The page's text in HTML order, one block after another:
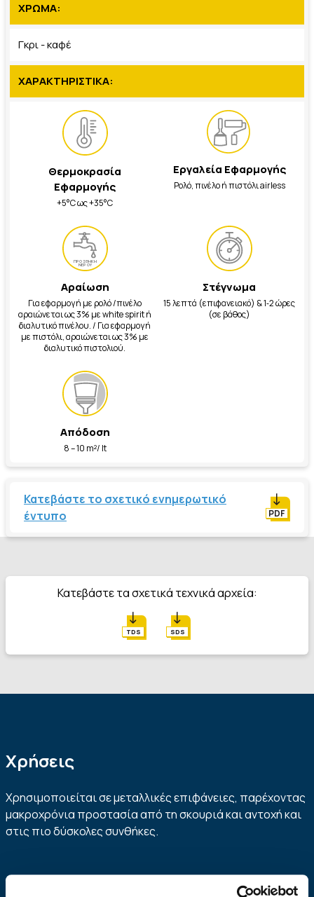
ΧΡΩΜΑ:
Γκρι - καφέ
ΧΑΡΑΚΤΗΡΙΣΤΙΚΑ:
Θερμοκρασία
Εφαρμογής
+5°C ως +35°C
Εργαλεία Εφαρμογής
Ρολό, πινέλο ή πιστόλι airless
ΠΡΟΣΘΗΚΗ
ΝΕΡΟΥ
Αραίωση
Για εφαρμογή με ρολό /πινέλο
αραιώνεται ως 3% με white spirit ή
διαλυτικό πινέλου. / Για εφαρμογή
με πιστόλι, αραιώνεται ως 3% με
διαλυτικό πιστολιού.
Στέγνωμα
15 λεπτά (επιφανειακό) & 1‐2 ώρες
(σε βάθος)
Απόδοση
8 – 10 m²/ lt
Κατεβάστε το σχετικό ενημερωτικό
έντυπο
PDF
Κατεβάστε τα σχετικά τεχνικά αρχεία:
TDS SDS
Χρήσεις
Χρησιμοποιείται σε μεταλλικές επιφάνειες, παρέχοντας
μακροχρόνια προστασία από τη σκουριά και αντοχή και
στις πιο δύσκολες συνθήκες.